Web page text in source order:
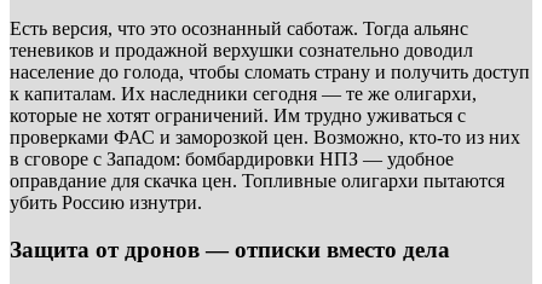
Есть версия, что это осознанный саботаж. Тогда альянс
теневиков и продажной верхушки сознательно доводил
население до голода, чтобы сломать страну и получить доступ
к капиталам. Их наследники сегодня — те же олигархи,
которые не хотят ограничений. Им трудно уживаться с
проверками ФАС и заморозкой цен. Возможно, кто-то из них
в сговоре с Западом: бомбардировки НПЗ — удобное
оправдание для скачка цен. Топливные олигархи пытаются
убить Россию изнутри.
Защита от дронов — отписки вместо дела